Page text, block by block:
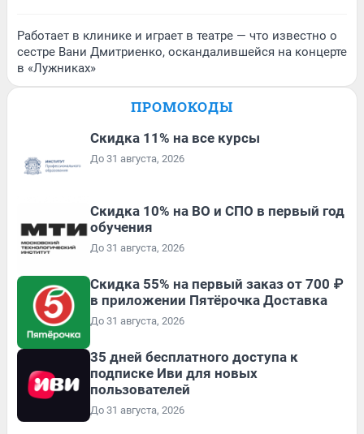
Работает в клинике и играет в театре — что известно о
сестре Вани Дмитриенко, оскандалившейся на концерте
в «Лужниках»
ПРОМОКОДЫ
Скидка 11% на все курсы
До 31 августа, 2026
Скидка 10% на ВО и СПО в первый год
обучения
До 31 августа, 2026
Скидка 55% на первый заказ от 700 ₽
в приложении Пятёрочка Доставка
До 31 августа, 2026
35 дней бесплатного доступа к
подписке Иви для новых
пользователей
До 31 августа, 2026